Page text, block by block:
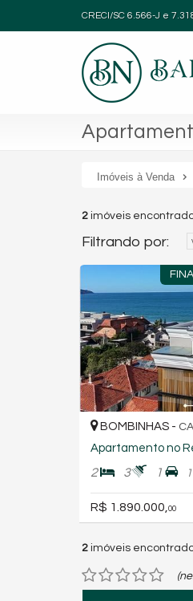
CRECI/SC 6.566-J e
Imóveis à Venda
2 imóveis
Filtrando por:
BOMBINHAS -
2 3 1
R$ 1.890.000, 00
2 imóveis